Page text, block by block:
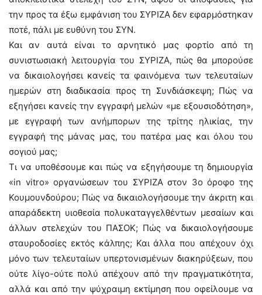
την προς τα έξω εμφάνιση του ΣΥΡΙΖΑ δεν εφαρμόστηκαν
ποτέ, πάλι με ευθύνη του ΣΥΝ.
Και αν αυτά είναι το αρνητικό μας φορτίο από τη
συνιστωσιακή λειτουργία του ΣΥΡΙΖΑ, πώς θα μπορούσε
να δικαιολογήσει κανείς τα φαινόμενα των τελευταίων
ημερών στη διαδικασία προς τη Συνδιάσκεψη; Πώς να
εξηγήσει κανείς την εγγραφή μελών «με εξουσιοδότηση»,
με εγγραφή των ανήμπορων της τρίτης ηλικίας, την
εγγραφή της μάνας μας, του πατέρα μας και όλου του
σογιού μας;
Τι να υποθέσουμε και πώς να εξηγήσουμε τη δημιουργία
«in vitro» οργανώσεων του ΣΥΡΙΖΑ στον 3ο όροφο της
Κουμουνδούρου; Πώς να δικαιολογήσουμε την άκριτη και
απαράδεκτη υιοθεσία πολυκαταγγελθέντων μεσαίων και
άλλων στελεχών του ΠΑΣΟΚ; Πώς να δικαιολογήσουμε
σταυροδοσίες εκτός κάλπης; Και άλλα που απέχουν όχι
μόνο των τελευταίων υπερτονισμένων διακηρύξεων, που
ούτε λίγο-ούτε πολύ απέχουν από την πραγματικότητα,
αλλά και από την ψύχραιμη εκτίμηση που οφείλουμε να